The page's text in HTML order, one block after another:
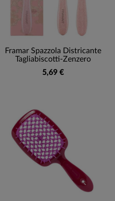
Framar Spazzola Districante
Tagliabiscotti-Zenzero
5,69 €